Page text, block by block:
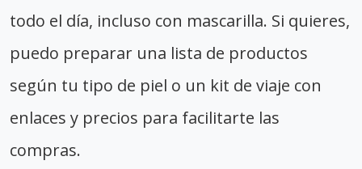
todo el día, incluso con mascarilla. Si quieres,
puedo preparar una lista de productos
según tu tipo de piel o un kit de viaje con
enlaces y precios para facilitarte las
compras.